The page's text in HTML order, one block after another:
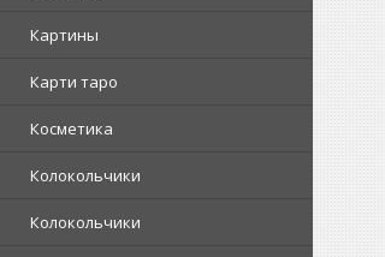
Картины
Карти таро
Косметика
Колокольчики
Колокольчики